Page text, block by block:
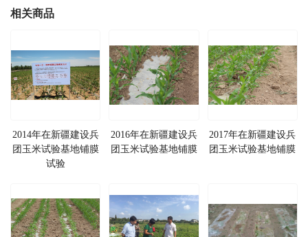
相关商品
2014年在新疆建设兵
团玉米试验基地铺膜
试验
2016年在新疆建设兵
团玉米试验基地铺膜
2017年在新疆建设兵
团玉米试验基地铺膜